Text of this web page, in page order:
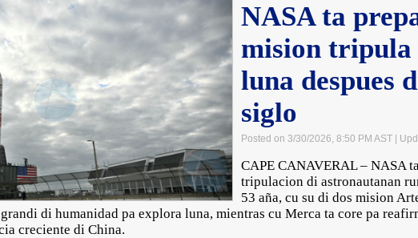
NASA ta
mision tripula
luna despues
siglo
Posted on 3/30/2026, 8:50 PM AST |
CAPE CANAVERAL – NASA
tripulacion di astronautanan
53 aña, cu su di dos mision
di humanidad pa explora luna, mientras cu Merca ta core pa
creciente di China.